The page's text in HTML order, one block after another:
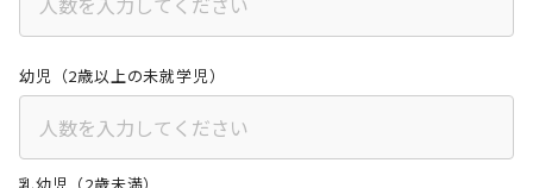
幼児（2歳以上の未就学児）